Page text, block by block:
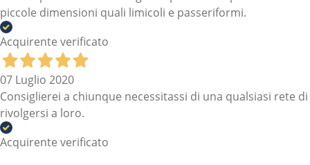
piccole dimensioni quali limicoli e passeriformi.
Acquirente verificato
07 Luglio 2020
Consiglierei a chiunque necessitassi di una qualsiasi rete di
rivolgersi a loro.
Acquirente verificato